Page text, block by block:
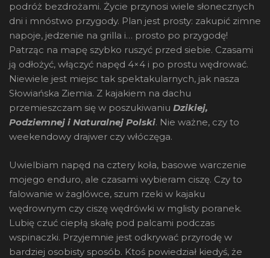
podróż bezdrożami. Życie przynosi wiele słonecznych
dni i mnóstwo przygody. Plan jest prosty: zakupić zimne
napoje, jedzenie na grilla i… prosto po przygodę!
Patrząc na mapę szybko ruszyć przed siebie. Czasami
ją odłożyć, włączyć napęd 4×4 i po prostu wędrować.
Niewiele jest miejsc tak spektakularnych, jak nasza
Słowiańska Ziemia. Z kajakiem na dachu
przemieszczam się w poszukiwaniu Dzikiej,
Podziemnej i Naturalnej Polski. Nie ważne, czy to
weekendowy drajwer czy włóczęga.
Uwielbiam napęd na cztery koła, basowe warczenie
mojego enduro, ale czasami wybieram ciszę. Czy to
falowanie w żaglówce, szum rzeki w kajaku
wędrownym czy ciszę wędrówki w mglisty poranek.
Lubię czuć ciepłą skałę pod palcami podczas
wspinaczki. Przyjemnie jest odkrywać przyrodę w
bardziej osobisty sposób. Ktoś powiedział kiedyś, że